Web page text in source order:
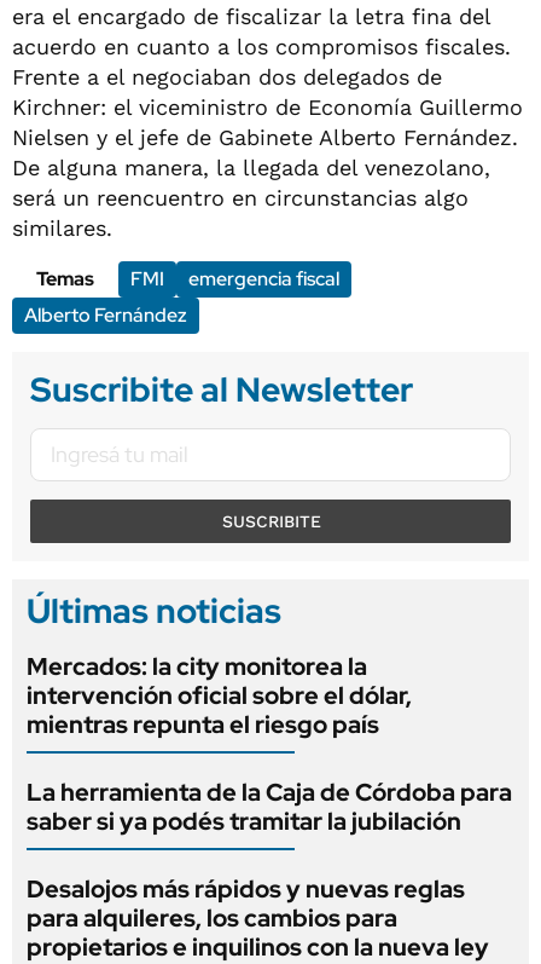
era el encargado de fiscalizar la letra fina del
acuerdo en cuanto a los compromisos fiscales.
Frente a el negociaban dos delegados de
Kirchner: el viceministro de Economía Guillermo
Nielsen y el jefe de Gabinete Alberto Fernández.
De alguna manera, la llegada del venezolano,
será un reencuentro en circunstancias algo
similares.
Temas
FMI
emergencia fiscal
Alberto Fernández
Suscribite al Newsletter
SUSCRIBITE
Últimas noticias
Mercados: la city monitorea la
intervención oficial sobre el dólar,
mientras repunta el riesgo país
La herramienta de la Caja de Córdoba para
saber si ya podés tramitar la jubilación
Desalojos más rápidos y nuevas reglas
para alquileres, los cambios para
propietarios e inquilinos con la nueva ley